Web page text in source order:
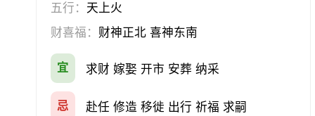
五行： 天上火
财喜福： 财神正北 喜神东南
宜 求财 嫁娶 开市 安葬 纳采
忌 赴任 修造 移徙 出行 祈福 求嗣